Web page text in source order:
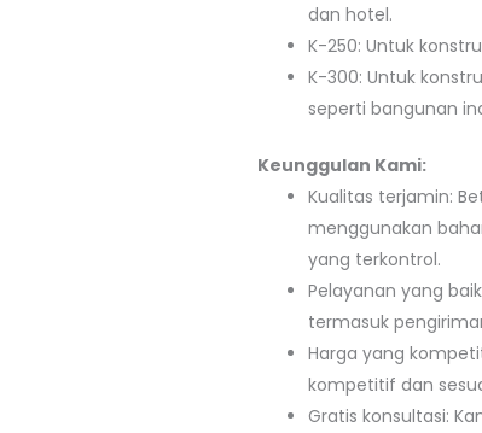
dan hotel.
K-250: Untuk
K-300: Untuk
seperti bangunan
Keunggulan Kami:
Kualitas terjamin:
menggunakan
yang terkontrol.
Pelayanan yang
termasuk
Harga yang
kompetitif dan
Gratis konsultasi: